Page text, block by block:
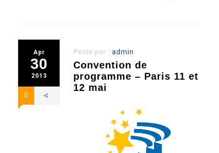
Apr
30
2013
0
Posté par :admin
Convention de
programme – Paris 11 et
12 mai